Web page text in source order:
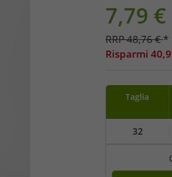
7,79 €
RRP48,76€*
Risparmi
Taglia
32